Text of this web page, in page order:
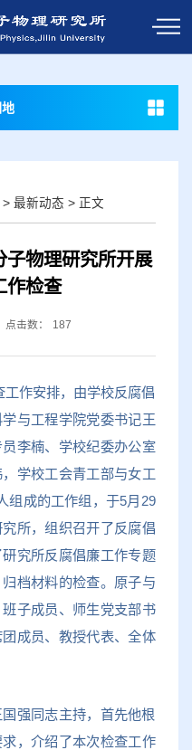
> 最新动态 > 正文
子物理研究所开展
作检查
点击数： 187
作安排，由学校反腐倡
与工程学院党委书记王
李楠、学校纪委办公室
学校工会青工部与女工
组成的工作组，于5月29
所，组织召开了反腐倡
究所反腐倡廉工作专题
档材料的检查。原子与
子成员、师生党支部书
成员、教授代表、全体
强同志主持，首先他根
，介绍了本次检查工作